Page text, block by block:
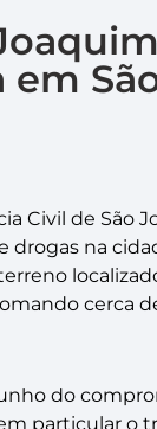
Civil de São
na
cerca
do
particular o